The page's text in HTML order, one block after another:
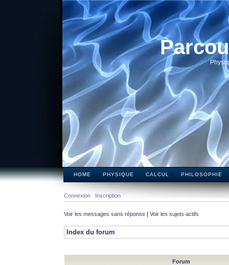
HOME PHYSIQUE CALCUL PHILOSOPHIE
Connexion Inscription
Voir les messages sans réponse | Voir les sujets actifs
Index du forum
Forum